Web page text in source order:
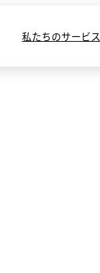
私たちのサービス